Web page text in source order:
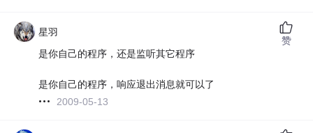
星羽
是你自己的程序，还是监听其它程序
是你自己的程序，响应退出消息就可以了
2009-05-13
赞